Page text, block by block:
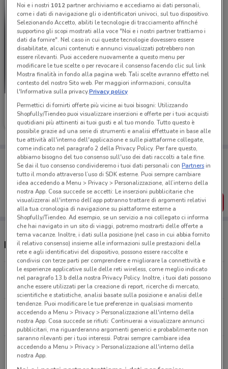
Geox
Scade il 19/05 625 m
Porta DoveConviene sempre con te!
Puoi trovare le migliori offerte dei negozi vicino a te,
salvarle e creare la tua lista del risparmio, comodamente
dal tuo cellulare.
SCARICA L’APP
Negozi Geox a Castellammare di Stabia
Via Roma, 91 Castellammare Di Stabia
624 m
Via Campo Di Aviazione Pompei
5.4 km
Via Roma, 77 Torre Del Greco
14 km
Noi e i nostri 1012partner archiviamo e accediamo ai dati personali,
come i dati di navigazione gli o identificatori univoci, sul tuo dispositivo.
Selezionando Accetto, abiliti le tecnologie di tracciamento affinché
supportino gli scopi mostrati alla voce "Noi e i nostri partner trattiamo i
dati da fornire". Nel caso in cui queste tecnologie dovessero essere
disabilitate, alcuni contenuti e annunci visualizzati potrebbero non
essere rilevanti. Puoi accedere nuovamente a questo menu per
modificare le tue scelte o per revocare il consenso facendo clic sul link
Mostra finalità in fondo alla pagina web. Tali scelte avranno effetto nel
contesto del nostro Sito web. Per maggiori informazioni, consulta
l'Informativa sulla privacy.Privacy policy
Permettici di fornirti offerte più vicine ai tuoi bisogni: Utilizzando
Shopfully/Tiendeo puoi visualizzare inserzioni e offerte per i tuoi acquisti
quotidiani più attinenti ai tuoi gusti e al tuo mondo. Tutto questo è
possibile grazie ad una serie di strumenti e analisi effettuate in base alle
tue attività all'interno dell'applicazione e sulle piattaforme collegate,
come indicato nel paragrafo 2 della Privacy Policy. Per fare questo,
abbiamo bisogno del tuo consenso sull'uso dei dati raccolti a tale fine.
Se dai il tuo consenso condivideremo i tuoi dati personali conPartnersin
tutto il mondo attraverso l’uso di SDK esterne. Puoi sempre cambiare
idea accedendo a Menu > Privacy > Personalizzazione, all’interno della
nostra App. Cosa succede se accetti: Le inserzioni pubblicitarie che
visualizzerai all'interno dell’app potranno trattare di argomenti relativi
alla tua cronologia di navigazione su piattaforme esterne a
Shopfully/Tiendeo. Ad esempio, se un servizio a noi collegato ci informa
che hai navigato in un sito di viaggi, potremo mostrarti delle offerte a
tema vacanze. Inoltre, i dati sulla posizione (nel caso in cui abbia fornito
il relativo consenso) insieme alle informazioni sulle prestazioni della
rete e agli identificativi del dispositivo, possono essere raccolte e
condivisi con terze parti per comprendere e migliorare la connettività e
le esperienze applicative sulle delle reti wireless, come meglio indicato
nel paragrafo 13.b della nostra Privacy Policy. Inoltre, i tuoi dati possono
anche essere utilizzati per la creazione di report, ricerche di mercato,
scientifiche e statistiche, analisi basate sulla posizione e analisi delle
tendenze. Puoi modificare le tue preferenze in qualsiasi momento
accedendo a Menu > Privacy > Personalizzazione all'interno della
nostra App. Cosa succede se rifiuti: Continuerai a visualizzare annunci
pubblicitari, ma riguarderanno argomenti generici e probabilmente non
saranno rilevanti per i tuoi interessi. Potrai sempre cambiare idea
accedendo a Menu > Privacy > Personalizzazione all'interno della
nostra App.